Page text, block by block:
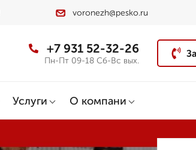
voronezh@pesko.ru
+7 931 52-32-26
Пн-Пт 09-18 Сб-Вс вых.
Услуги О компани